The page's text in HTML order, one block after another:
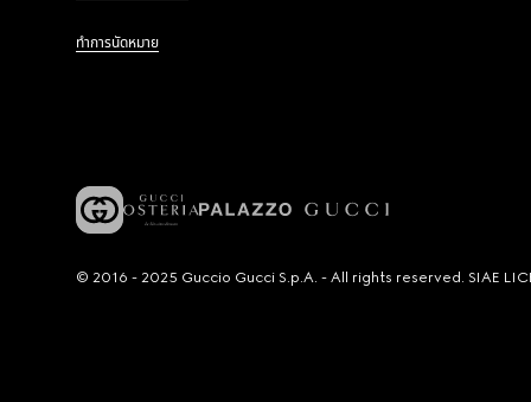
ทำการนัดหมาย
© 2016 - 2025 Guccio Gucci S.p.A. - All rights reserved. SIAE